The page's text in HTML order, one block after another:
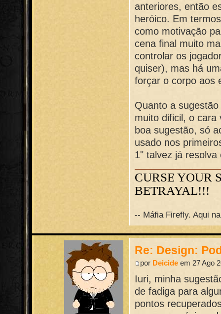
anteriores, então
heróico. Em
como motivação
cena final muito
controlar os
quiser), mas há
forçar o corpo aos
Quanto a
muito dificil, o cara
boa sugestão, só
usado nos
1" talvez já resolva
CURSE YOUR
BETRAYAL!!!
-- Máfia Firefly. Aqui
Re: Design:
por Deicide em 27 Ago
Iuri, minha
de fadiga para
pontos